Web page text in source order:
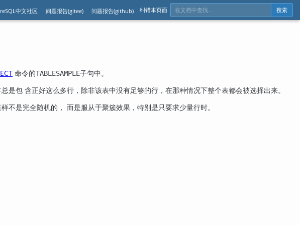
中文社区 问题报告(gitee) 问题报告(github) 纠错本页面 搜索
命令的TABLESAMPLE子句中。
包 含正好这么多行，除非该表中没有足够的行，在那种情况下整个表都会被选择出来。
不是完全随机的， 而是服从于聚簇效果，特别是只要求少量行时。